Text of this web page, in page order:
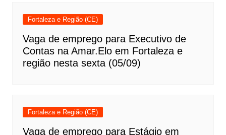
Fortaleza e Região (CE)
Vaga de emprego para Executivo de
Contas na Amar.Elo em Fortaleza e
região nesta sexta (05/09)
Fortaleza e Região (CE)
Vaga de emprego para Estágio em